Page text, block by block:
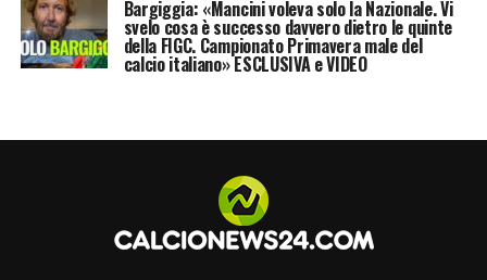
con laJuve,ha firmato con l’Ajax.
Bargiggia: «Mancini voleva solo la Nazionale. Vi
svelo cosa è successo davvero dietro le quinte
della FIGC. Campionato Primavera male del
calcio italiano» ESCLUSIVA e VIDEO